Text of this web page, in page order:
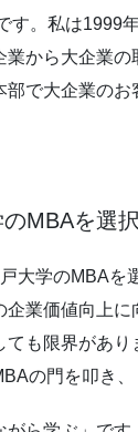
す。私は1999
から大企業
部で大企業の
MBAを選
大学のMBAを
企業価値向上
ても限界があ
の門を叩き